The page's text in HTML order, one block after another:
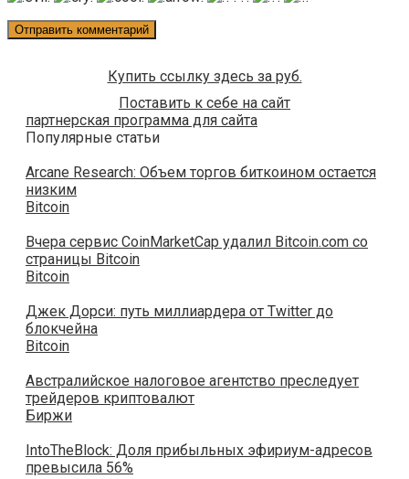
Купить ссылку здесь за руб.
Поставить к себе на сайт
партнерская программа для сайта
Популярные статьи
Arcane Research: Объем торгов биткоином остается
низким
Bitcoin
Вчера сервис CoinMarketCap удалил Bitcoin.com со
страницы Bitcoin
Bitcoin
Джек Дорси: путь миллиардера от Twitter до
блокчейна
Bitcoin
Австралийское налоговое агентство преследует
трейдеров криптовалют
Биржи
IntoTheBlock: Доля прибыльных эфириум-адресов
превысила 56%